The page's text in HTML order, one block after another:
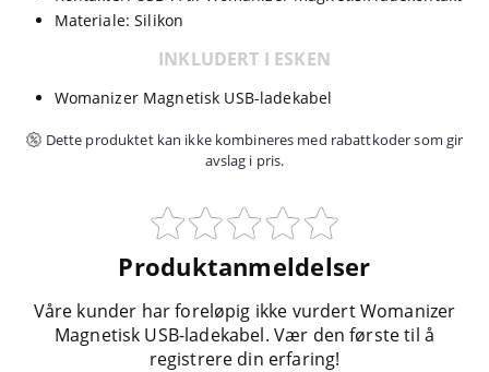
Materiale: Silikon
INKLUDERT I ESKEN
Womanizer Magnetisk USB-ladekabel
Dette produktet kan ikke kombineres med rabattkoder som gir
avslag i pris.
Produktanmeldelser
Våre kunder har foreløpig ikke vurdert Womanizer
Magnetisk USB-ladekabel. Vær den første til å
registrere din erfaring!